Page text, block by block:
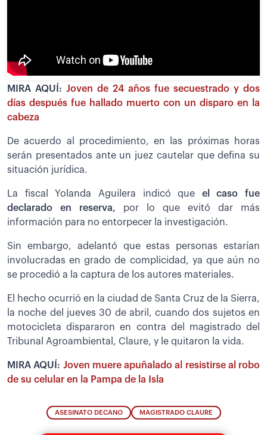
MIRA AQUÍ: Joven de 24 años fue secuestrado y dos
días después fue hallado muerto con un disparo en la
cabeza
De acuerdo al procedimiento, en las próximas horas
serán presentados ante un juez cautelar que defina su
situación jurídica.
La fiscal Yolanda Aguilera indicó que el caso fue
declarado en reserva, por lo que evitó dar más
información para no entorpecer la investigación.
Sin embargo, adelantó que estas personas estarían
involucradas en grado de complicidad, ya que aún no
se procedió a la captura de los autores materiales.
El hecho ocurrió en la ciudad de Santa Cruz de la Sierra,
la noche del jueves 30 de abril, cuando dos sujetos en
motocicleta dispararon en contra del magistrado del
Tribunal Agroambiental, Claure, y le quitaron la vida.
MIRA AQUÍ: Joven muere apuñalado al resistirse al robo
de su celular en la Pampa de la Isla
ASESINATO DECANO MAGISTRADO CLAURE